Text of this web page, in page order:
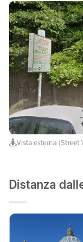
Vista esterna (Street
Distanza